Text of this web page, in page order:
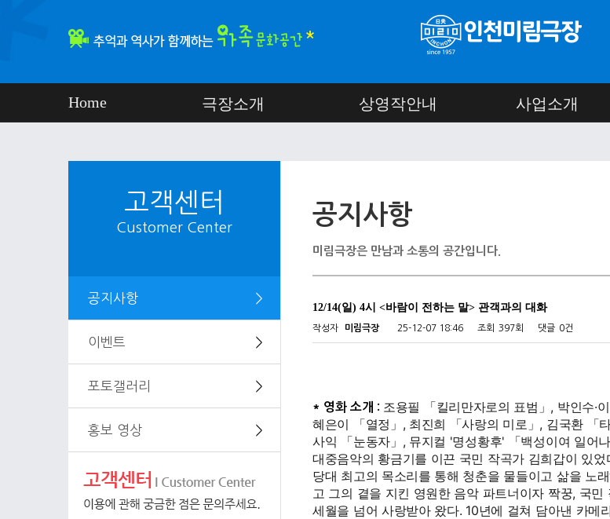
Home 극장소개 상영작안내 사업소개
고객센터
Customer Center
공지사항 ＞
이벤트 ＞
포토갤러리 ＞
홍보 영상 ＞
공지사항
미림극장은 만남과 소통의 공간입니다.
12/14(일) 4시 <바람이 전하는 말> 관객과의 대화
작성자 미림극장 25-12-07 18:46 조회 397회 댓글 0건
* 영화 소개 : 조용필 「킬리만자로의 표범」, 박인수·
혜은이 「열정」, 최진희 「사랑의 미로」, 김국환 「
사익 「눈동자」, 뮤지컬 '명성황후' 「백성이여 일
대중음악의 황금기를 이끈 국민 작곡가 김희갑이 있
당대 최고의 목소리를 통해 청춘을 물들이고 삶을 노
고 그의 곁을 지킨 영원한 음악 파트너이자 짝꿍, 국
세월을 넘어 사랑받아 왔다. 10년에 걸쳐 담아낸 카